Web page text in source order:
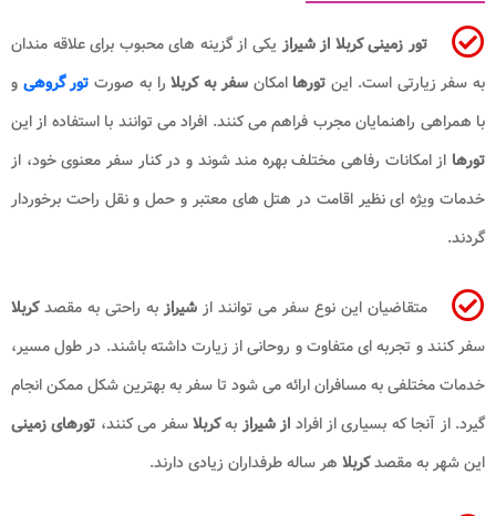
تور زمینی کربلا از شیرازیکی از گزینه های محبوب برای علاقه مندان
به سفر زیارتی است. این تورهاامکانسفر به کربلا را به صورت تور گروهی و
با همراهی راهنمایان مجرب فراهم می کنند. افراد می توانند با استفاده از این
تورها از امکانات رفاهی مختلف بهره مند شوند و در کنار سفر معنوی خود، از
خدمات ویژه ای نظیر اقامت در هتل های معتبر و حمل و نقل راحت برخوردار
گردند.
متقاضیان این نوع سفر می توانند از شیرازبه راحتی به مقصدکربلا
سفر کنند و تجربه ای متفاوت و روحانی از زیارت داشته باشند. در طول مسیر،
خدمات مختلفی به مسافران ارائه می شود تا سفر به بهترین شکل ممکن انجام
گیرد. از آنجا که بسیاری از افراد از شیرازبهکربلاسفر می کنند، تورهای زمینی
این شهر به مقصدکربلا هر ساله طرفداران زیادی دارند.